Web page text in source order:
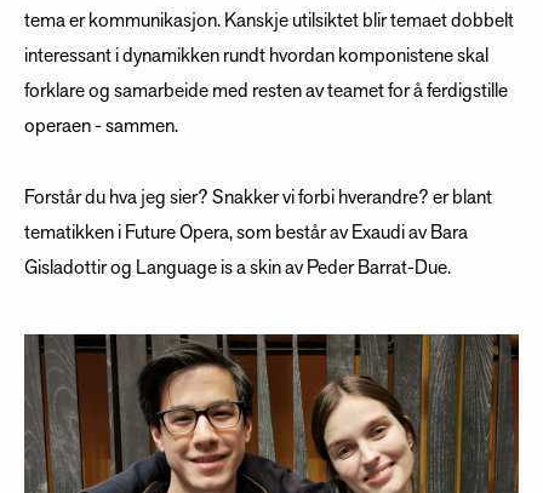
tema er kommunikasjon. Kanskje utilsiktet blir temaet dobbelt
interessant i dynamikken rundt hvordan komponistene skal
forklare og samarbeide med resten av teamet for å ferdigstille
operaen - sammen.
Forstår du hva jeg sier? Snakker vi forbi hverandre? er blant
tematikken i Future Opera, som består av Exaudi av Bara
Gisladottir og Language is a skin av Peder Barrat-Due.